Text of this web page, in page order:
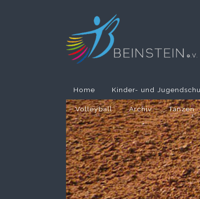
Home Kinder- und
Volleyball Archiv Tanzen